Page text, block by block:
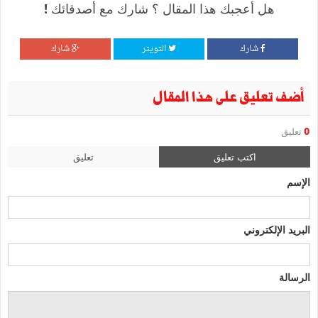
هل أعجبك هذا المقال ؟ شارك مع أصدقائك !
شارك التويتر شارك
أضف تعليق على هذا المقال
0 تعليق
اكتب تعليق تعليق
الإسم
البريد الإلكتروني
الرسالة